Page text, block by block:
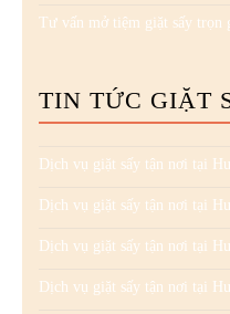
Tư vấn mở tiệm giặt sấy trọn
TIN TỨC GIẶT
Dịch vụ giặt sấy tận nơi tại
Dịch vụ giặt sấy tận nơi tại
Dịch vụ giặt sấy tận nơi tại
Dịch vụ giặt sấy tận nơi tại